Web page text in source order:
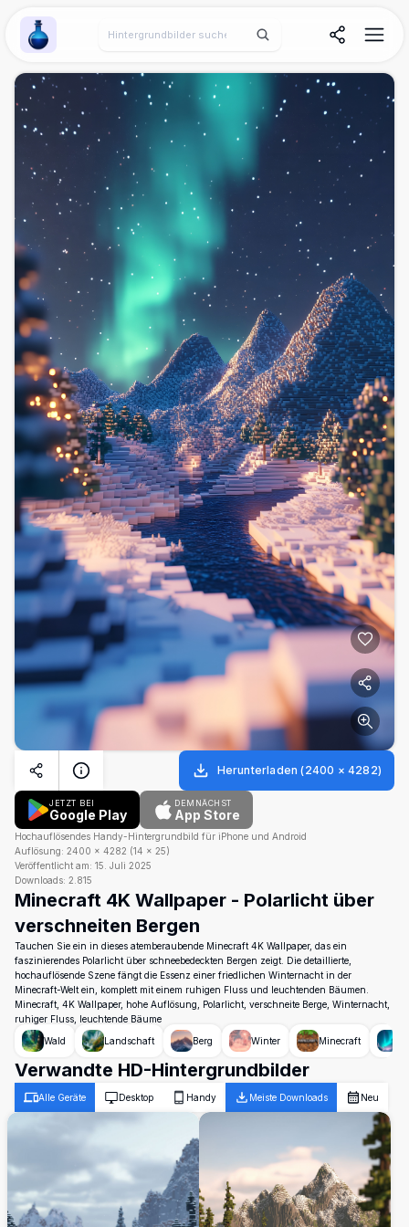
Wallpaper Alchemy
Herunterladen (2400 × 4282)
JETZT BEI
Google Play
DEMNÄCHST
App Store
Hochauflösendes Handy-Hintergrundbild für iPhone und Android
Auflösung: 2400 × 4282 (14 × 25)
Veröffentlicht am: 15. Juli 2025
Downloads: 2.815
Minecraft 4K Wallpaper - Polarlicht über
verschneiten Bergen
Tauchen Sie ein in dieses atemberaubende Minecraft 4K Wallpaper, das ein
faszinierendes Polarlicht über schneebedeckten Bergen zeigt. Die detaillierte,
hochauflösende Szene fängt die Essenz einer friedlichen Winternacht in der
Minecraft-Welt ein, komplett mit einem ruhigen Fluss und leuchtenden Bäumen.
Minecraft, 4K Wallpaper, hohe Auflösung, Polarlicht, verschneite Berge, Winternacht,
ruhiger Fluss, leuchtende Bäume
Wald
Landschaft Berg Winter Minecraft
Verwandte HD-Hintergrundbilder
Alle Geräte Desktop Handy Meiste Downloads Neu